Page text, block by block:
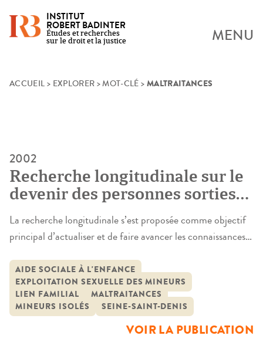
Skip
INSTITUT
ROBERT BADINTER
Études et recherches
sur le droit et la justice
MENU
ACCUEIL > EXPLORER >MOT-CLÉ > MALTRAITANCES
2002
Recherche longitudinale sur le
devenir des personnes sorties
de I’ ASE en Seine-Saint-Denis
entre 1980 et 2000. La
recherche des personnes et les
entretiens
La recherche longitudinale s’est proposée comme objectif
principal d’actualiser et de faire avancer les connaissances
continue de constituer un sujet d’interrogation récurrente
pour les chercheurs et les professionnels qui interviennent
sur le terrain de l’enfance protégée. Elle vise à contribuer à
la constitution d’une […]
AIDE SOCIALE À L'ENFANCE
EXPLOITATION SEXUELLE DES MINEURS
LIEN FAMILIAL
MALTRAITANCES
MINEURS ISOLÉS
SEINE-SAINT-DENIS
VOIR LA PUBLICATION